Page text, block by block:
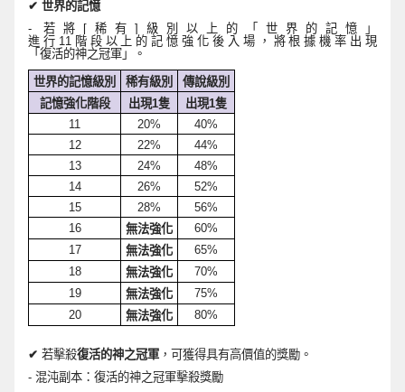
✔ 世界的記憶
- 若將 [ 稀有 ] 級別以上的 「 世界的記憶」
進行 11 階段以上的記憶強化 後入場，將根據機率出現
「復活的神之冠軍」
。
世界的記憶級別 稀有級別
傳說級別
記憶強化階段 出現1隻 出現1隻
11
20%
40%
12
22%
44%
13
24%
48%
14
26%
52%
15
28%
56%
16
無法強化
60%
17
無法強化
65%
18
無法強化
70%
19
無法強化
75%
20
無法強化 80%
✔ 若擊殺復活的神之冠軍 ， 可獲得具有高價值的獎勵。
- 混沌副本：復活的神之冠軍擊殺獎勵